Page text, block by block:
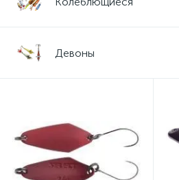
Девоны